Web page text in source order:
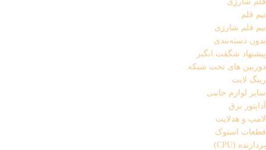
نیم قلم
نیم قلم شارژی
بدون دسته‌بندی
پیشنهاد شگفت انگیز
دوربین های تحت شبکه
رینگ لایت
سایر لوازم جانبی
آداپتور برق
لامپ و هدلایت
قطعات استوک
پردازنده (CPU)